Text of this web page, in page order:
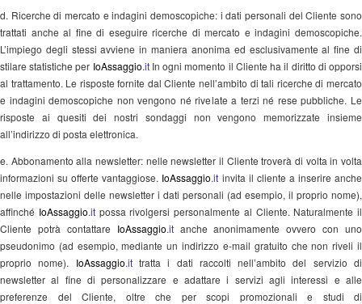
d. Ricerche di mercato e indagini demoscopiche: i dati personali del Cliente sono
trattati anche al fine di eseguire ricerche di mercato e indagini demoscopiche.
L’impiego degli stessi avviene in maniera anonima ed esclusivamente al fine di
stilare statistiche per IoAssaggio.itIn ogni momento il Cliente ha il diritto di opporsi
al trattamento. Le risposte fornite dal Cliente nell’ambito di tali ricerche di mercato
e indagini demoscopiche non vengono né rivelate a terzi né rese pubbliche. Le
risposte ai quesiti dei nostri sondaggi non vengono memorizzate insieme
all’indirizzo di posta elettronica.
e. Abbonamento alla newsletter: nelle newsletter il Cliente troverà di volta in volta
informazioni su offerte vantaggiose. IoAssaggio.it invita il cliente a inserire anche
nelle impostazioni delle newsletter i dati personali (ad esempio, il proprio nome),
affinché IoAssaggio.itpossa rivolgersi personalmente al Cliente. Naturalmente il
Cliente potrà contattare IoAssaggio.it anche anonimamente ovvero con uno
pseudonimo (ad esempio, mediante un indirizzo e-mail gratuito che non riveli il
proprio nome).
IoAssaggio.it tratta i dati raccolti nell’ambito del servizio di
newsletter al fine di personalizzare e adattare i servizi agli interessi e alle
preferenze del Cliente, oltre che per scopi promozionali e studi di